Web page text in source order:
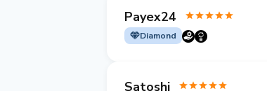
Payex24
Diamond
Satoshi